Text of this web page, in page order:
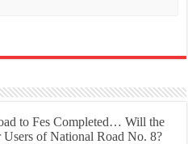
to Fes Completed… Will the
of National Road No. 8?